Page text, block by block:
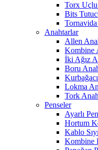
Torx
Bits
Anahtarlar
Allen
Kombine
İki Ağız
Boru
Lokma
Tork
Penseler
Ayarlı
Hortum
Kablo
Kombine